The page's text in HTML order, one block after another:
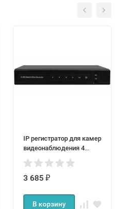
IP регистратор для камер
видеонаблюдения 4
канальный OR6404
3 685 ₽
В корзину